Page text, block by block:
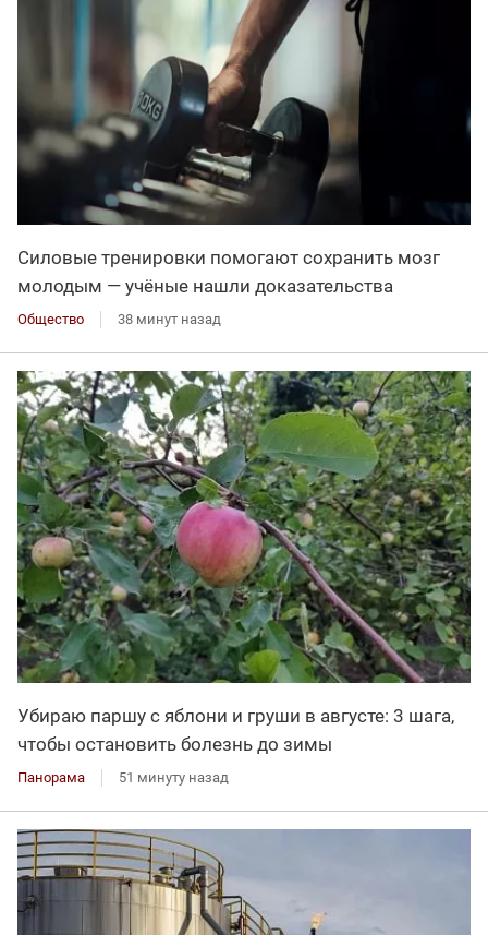
Силовые тренировки помогают сохранить мозг
молодым — учёные нашли доказательства
Общество 38 минут назад
Убираю паршу с яблони и груши в августе: 3 шага,
чтобы остановить болезнь до зимы
Панорама 51 минуту назад